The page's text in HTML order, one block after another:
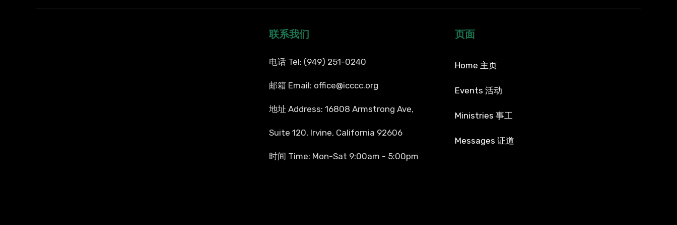
联系我们
电话 Tel: (949) 251-0240
邮箱 Email: office@icccc.org
地址 Address: 16808 Armstrong Ave,
Suite 120, Irvine, California 92606
时间 Time: Mon-Sat 9:00am - 5:00pm
页面
Home 主页
Events 活动
Ministries 事工
Messages 证道